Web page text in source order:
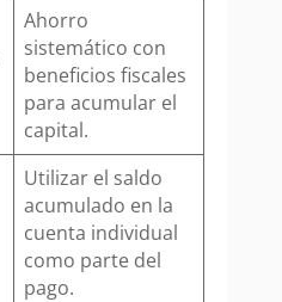
Ahorro
sistemático con
beneficios fiscales
para acumular el
capital.
Utilizar el saldo
acumulado en la
cuenta individual
como parte del
pago.